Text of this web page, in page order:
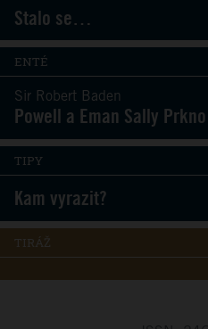
Stalo se…
ENTÉ
Sir Robert Baden
Powell a Eman Sally Prkno
TIPY
Kam vyrazit?
TIRÁŽ